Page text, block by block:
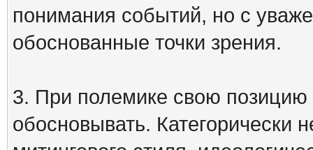
понимания событий, но с
обоснованные точки зрения.
3. При полемике свою
обосновывать. Категорически